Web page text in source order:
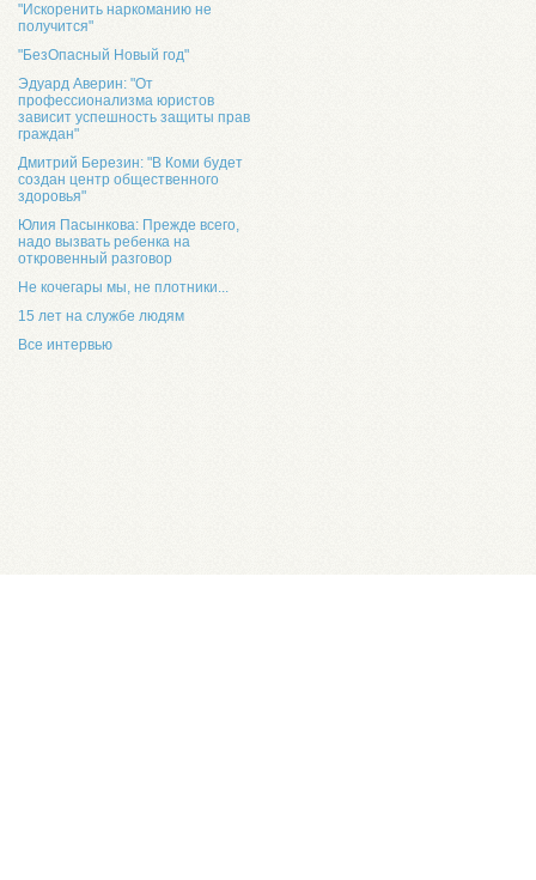
"Искоренить наркоманию не
получится"
"БезОпасный Новый год"
Эдуард Аверин: "От
профессионализма юристов
зависит успешность защиты прав
граждан"
Дмитрий Березин: "В Коми будет
создан центр общественного
здоровья"
Юлия Пасынкова: Прежде всего,
надо вызвать ребенка на
откровенный разговор
Не кочегары мы, не плотники...
15 лет на службе людям
Все интервью